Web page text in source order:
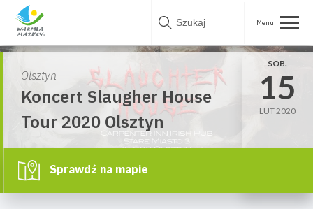
Skip
Olsztyn
Koncert Slaugher House
Tour 2020 Olsztyn
SOB.
15
LUT 2020
Sprawdź na mapie